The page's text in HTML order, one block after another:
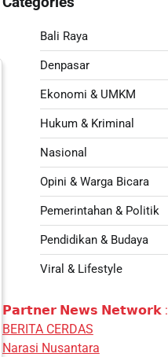
Bali Raya
Denpasar
Ekonomi & UMKM
Hukum & Kriminal
Nasional
Opini & Warga Bicara
Pemerintahan & Politik
Pendidikan & Budaya
Viral & Lifestyle
𝗣𝗮𝗿𝘁𝗻𝗲𝗿 𝗡𝗲𝘄𝘀 𝗡𝗲𝘁𝘄𝗼𝗿𝗸 :
BERITA CERDAS
Narasi Nusantara